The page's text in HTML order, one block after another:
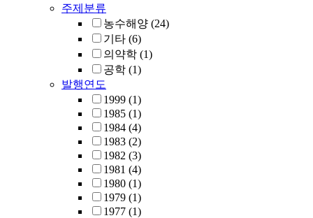
주제분류
농수해양 (24)
기타 (6)
의약학 (1)
공학 (1)
발행연도
1999 (1)
1985 (1)
1984 (4)
1983 (2)
1982 (3)
1981 (4)
1980 (1)
1979 (1)
1977 (1)